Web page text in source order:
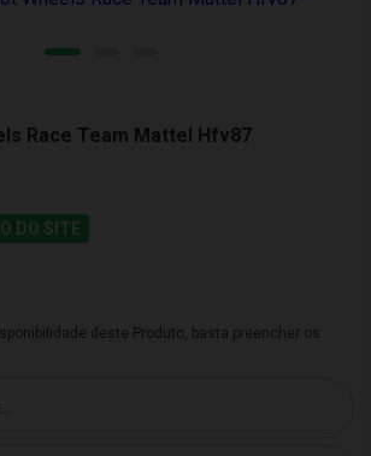
Race Team Mattel Hfv87
DO SITE
deste Produto, basta preencher os